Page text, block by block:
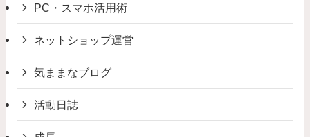
PC・スマホ活用術
ネットショップ運営
気ままなブログ
活動日誌